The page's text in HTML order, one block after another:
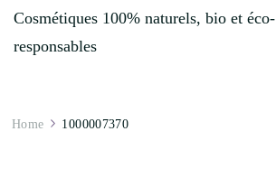
Cosmétiques 100% naturels, bio et éco-
responsables
Home 1000007370